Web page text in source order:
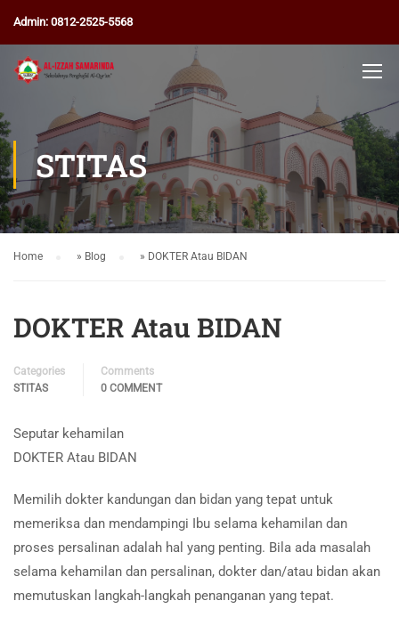
Admin: 0812-2525-5568
STITAS
Home » Blog » DOKTER Atau BIDAN
DOKTER Atau BIDAN
Categories
STITAS
Comments
0 COMMENT
Seputar kehamilan
DOKTER Atau BIDAN
Memilih dokter kandungan dan bidan yang tepat untuk
memeriksa dan mendampingi Ibu selama kehamilan dan
proses persalinan adalah hal yang penting. Bila ada masalah
selama kehamilan dan persalinan, dokter dan/atau bidan akan
memutuskan langkah-langkah penanganan yang tepat.